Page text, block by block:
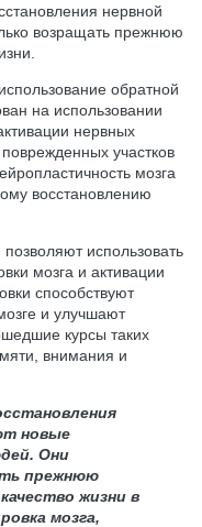
нервной
возращать прежнюю
обратной
на использовании
нервных
участков
мозга
восстановлению
использовать
мозга и активации
способствуют
и улучшают
курсы таких
внимания и
новые
Они
прежнюю
жизни в
мозга,